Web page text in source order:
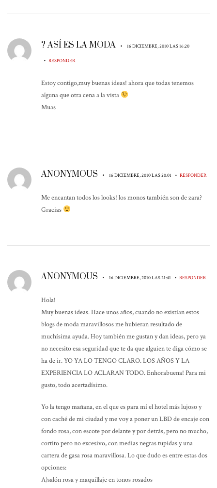
? ASÍ ES LA MODA • 16 DICIEMBRE, 2010 LAS 16:20
• RESPONDER
Estoy contigo,muy buenas ideas! ahora que todas tenemos
alguna que otra cena a la vista
Muas
ANONYMOUS • 16 DICIEMBRE, 2010 LAS 20:01 • RESPONDER
Me encantan todos los looks! los monos también son de zara?
Gracias
ANONYMOUS • 16 DICIEMBRE, 2010 LAS 21:41 • RESPONDER
Hola!
Muy buenas ideas. Hace unos años, cuando no existían estos
blogs de moda maravillosos me hubieran resultado de
muchísima ayuda. Hoy también me gustan y dan ideas, pero ya
no necesito esa seguridad que te da que alguien te diga cómo se
ha de ir. YO YA LO TENGO CLARO. LOS AÑOS Y LA
EXPERIENCIA LO ACLARAN TODO. Enhorabuena! Para mi
gusto, todo acertadísimo.
Yo la tengo mañana, en el que es para mí el hotel más lujoso y
con caché de mi ciudad y me voy a poner un LBD de encaje con
fondo rosa, con escote por delante y por detrás, pero no mucho,
cortito pero no excesivo, con medias negras tupidas y una
cartera de gasa rosa maravillosa. Lo que dudo es entre estas dos
opciones:
A)salón rosa y maquillaje en tonos rosados